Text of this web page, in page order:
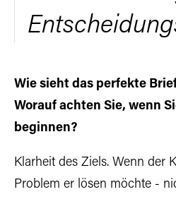
Wie sieht das perfekte
Worauf achten Sie, wenn
beginnen?
Klarheit des Ziels. Wenn der
Problem er lösen möchte -